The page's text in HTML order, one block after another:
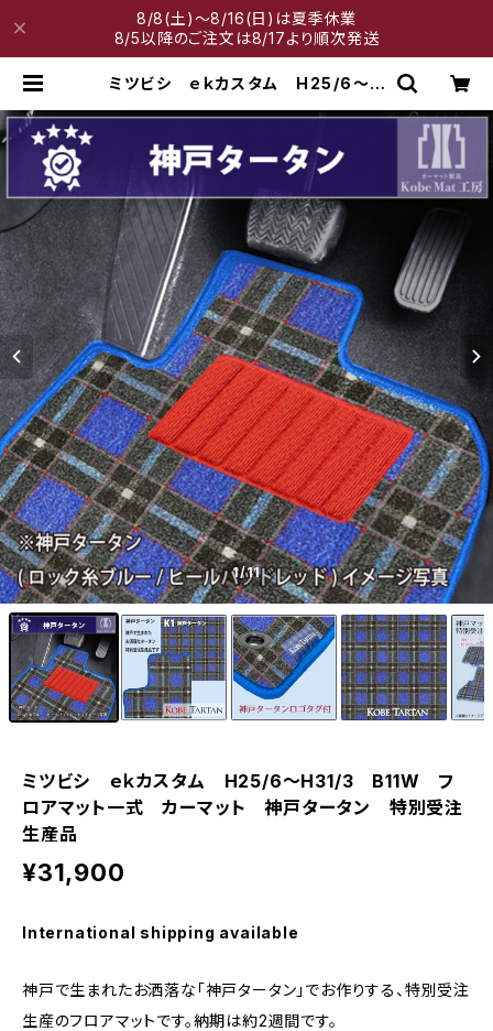
8/8(土)～8/16(日)は夏季休業
8/5以降のご注文は8/17より順次発送
ミツビシ ｅｋカスタム H25/6〜H
ーマット 神戸タータン 特別受注生
1/11
ミツビシ ｅｋカスタム H25/6〜H31/3 B11W フ
ロアマット一式 カーマット 神戸タータン 特別受注
生産品
¥31,900
International shipping available
神戸で生まれたお洒落な「神戸タータン」でお作りする、特別受注
生産のフロアマットです。納期は約2週間です。